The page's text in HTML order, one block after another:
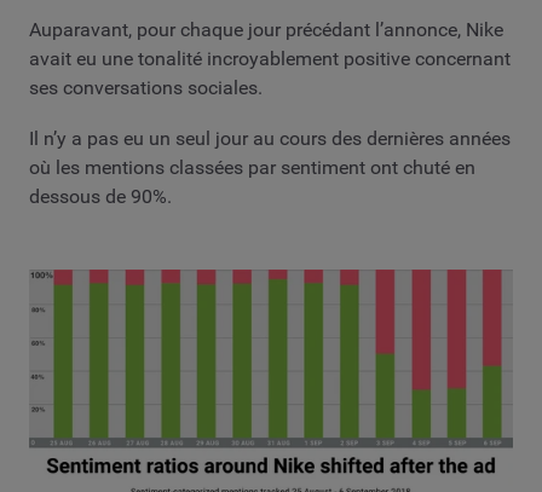
Auparavant, pour chaque jour précédant l’annonce, Nike
avait eu une tonalité incroyablement positive concernant
ses conversations sociales.
Il n’y a pas eu un seul jour au cours des dernières années
où les mentions classées par sentiment ont chuté en
dessous de 90%.